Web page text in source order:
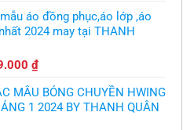
₫.
tại
là:
áo đồng phục,áo lớp ,áo
2024 may tại THANH
₫.
₫Giá
tại
là:
MẪU BÓNG CHUYỀN HWING
1 2024 BY THANH QUÂN